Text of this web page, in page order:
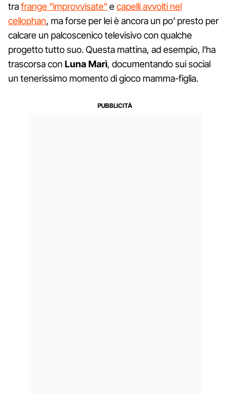
trafrange "improvvisate" ecapelli avvolti nel
cellophan, ma forse per lei è ancora un po' presto per
calcare un palcoscenico televisivo con qualche
progetto tutto suo. Questa mattina, ad esempio, l'ha
trascorsa con Luna Marì, documentando sui social
un tenerissimo momento di gioco mamma-figlia.